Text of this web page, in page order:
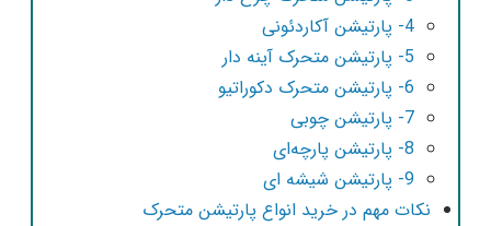
نکات مهم در خرید انواع پارتیشن متحرک